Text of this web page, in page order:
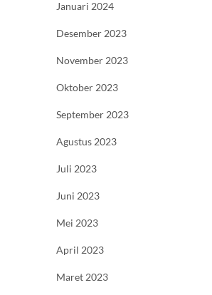
Januari 2024
Desember 2023
November 2023
Oktober 2023
September 2023
Agustus 2023
Juli 2023
Juni 2023
Mei 2023
April 2023
Maret 2023